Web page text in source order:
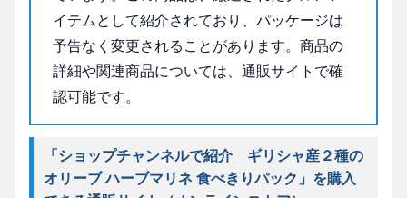
イテムとして紹介されており、パッケージは
予告なく変更されることがあります。商品の
詳細や関連商品については、通販サイトで確
認可能です。
「ショップチャンネルで紹介 ギリシャ産２種の
オリーブ ハーブマリネ 食べきりパック」を購入